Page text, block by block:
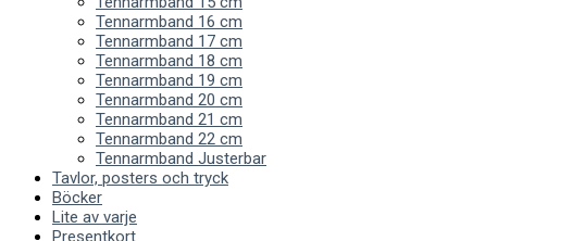
Tennarmband 16 cm
Tennarmband 17 cm
Tennarmband 18 cm
Tennarmband 19 cm
Tennarmband 20 cm
Tennarmband 21 cm
Tennarmband 22 cm
Tennarmband Justerbar
Tavlor, posters och tryck
Böcker
Lite av varje